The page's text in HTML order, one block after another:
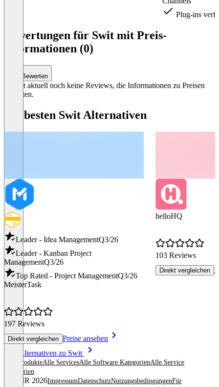
Plug-ins
Bewertungen für Swit mit Preis-
Informationen (0)
Bewerten
Es gibt aktuell noch keine Reviews, die Informationen zu Preisen
enthalten.
Die besten Swit Alternativen
Leader - Idea ManagementQ3/26
Leader - Kanban Project
ManagementQ3/26
Top Rated - Project ManagementQ3/26
MeisterTask
197 Reviews
Direkt vergleichen Preise ansehen
helloHQ
103 Reviews
Direkt vergleichen
Alle Alternativen zu Swit
Alle ProdukteAlle ServicesAlle Software KategorienAlle Service
Kategorien
© OMR 2026ImpressumDatenschutzNutzungsbedingungenFür